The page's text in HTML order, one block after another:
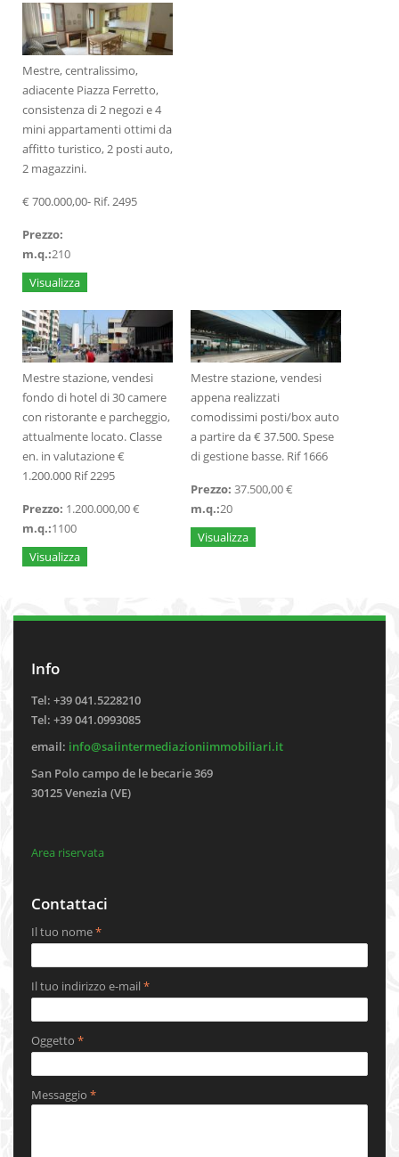
Mestre, centralissimo,
adiacente Piazza Ferretto,
consistenza di 2 negozi e 4
mini appartamenti ottimi da
affitto turistico, 2 posti auto,
2 magazzini.
€ 700.000,00- Rif. 2495
Prezzo:
m.q.:210
Visualizza
Mestre stazione, vendesi
fondo di hotel di 30 camere
con ristorante e parcheggio,
attualmente locato. Classe
en. in valutazione €
1.200.000 Rif 2295
Prezzo: 1.200.000,00 €
m.q.:1100
Visualizza
Mestre stazione, vendesi
appena realizzati
comodissimi posti/box auto
a partire da € 37.500. Spese
di gestione basse. Rif 1666
Prezzo: 37.500,00 €
m.q.:20
Visualizza
Info
Tel: +39 041.5228210
Tel: +39 041.0993085
email: info@saiintermediazioniimmobiliari.it
San Polo campo de le becarie 369
30125 Venezia (VE)
Area riservata
Contattaci
Il tuo nome*
Il tuo indirizzo e-mail *
Oggetto *
Messaggio *